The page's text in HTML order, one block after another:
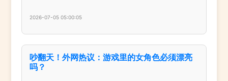
2026-07-05 05:00:05
吵翻天！外网热议：游戏里的女角色必须漂亮
吗？